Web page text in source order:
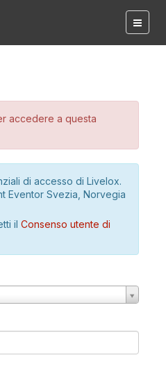
accedere a questa
di accesso di Livelox.
Eventor Svezia, Norvegia
il Consenso utente di